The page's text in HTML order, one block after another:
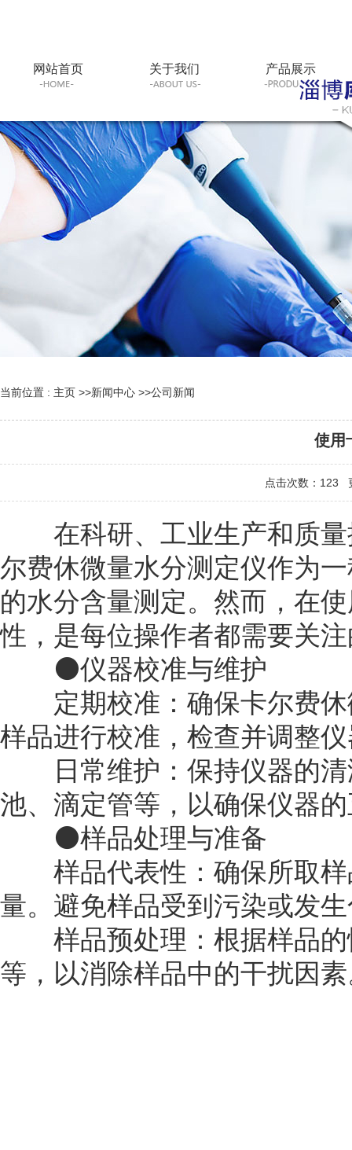
网站首页 关于我们 产品展示
当前位置 : 主页 >>新闻中心 >>公司新闻
使用
点击次数： 123
在科研、工业生产和质量
尔费休微量水分测定仪作为
的水分含量测定。然而，在
性，是每位操作者都需要关
⚫仪器校准与维护
定期校准‌：确保卡尔费休
样品进行校准，检查并调整
日常维护‌：保持仪器的清
池、滴定管等，以确保仪器
⚫样品处理与准备
样品代表性‌：确保所取样
量。避免样品受到污染或发
样品预处理‌：根据样品的
等，以消除样品中的干扰因